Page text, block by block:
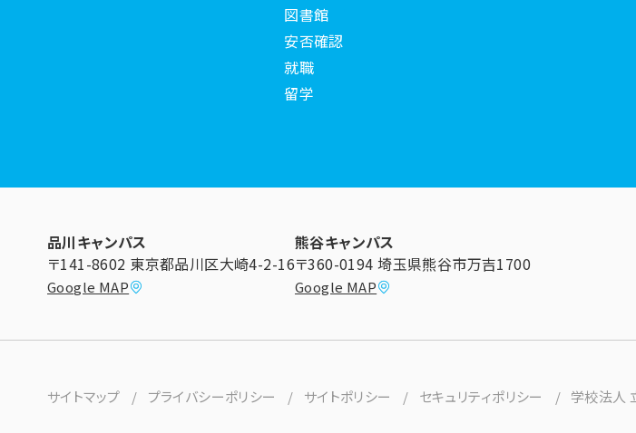
図書館
安否確認
就職
留学
品川キャンパス
〒141-8602 東京都品川区大崎4-2-16
Google MAP
熊谷キャンパス
〒360-0194 埼玉県熊谷市万吉1700
Google MAP
サイトマップ プライバシーポリシー サイトポリシー セキュリティポリシー 学校法人